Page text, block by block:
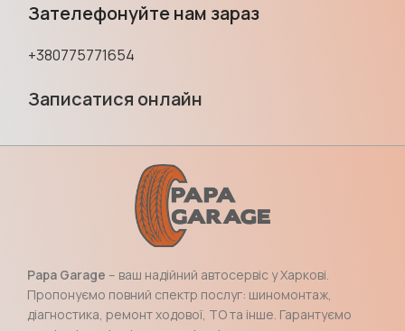
Зателефонуйте нам зараз
+380775771654
Записатися онлайн
Papa Garage – ваш надійний автосервіс у Харкові.
Пропонуємо повний спектр послуг: шиномонтаж,
діагностика, ремонт ходової, ТО та інше. Гарантуємо